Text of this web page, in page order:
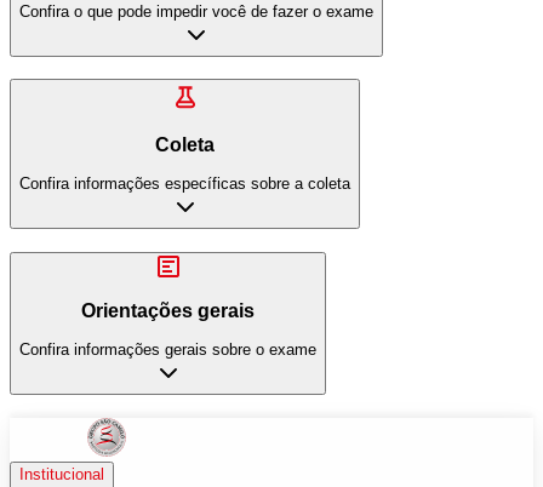
Confira o que pode impedir você de fazer o exame
Coleta
Confira informações específicas sobre a coleta
Orientações gerais
Confira informações gerais sobre o exame
Institucional